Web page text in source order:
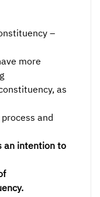
–
more
as
and
an intention to